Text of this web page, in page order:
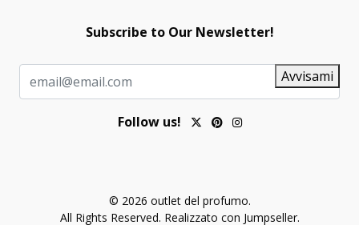
Subscribe to Our Newsletter!
Avvisami
Follow us!
© 2026 outlet del profumo.
All Rights Reserved. Realizzato con Jumpseller.